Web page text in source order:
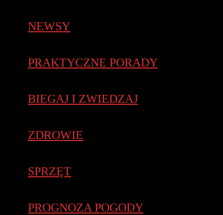
NEWSY
PRAKTYCZNE PORADY
BIEGAJ I ZWIEDZAJ
ZDROWIE
SPRZĘT
PROGNOZA POGODY